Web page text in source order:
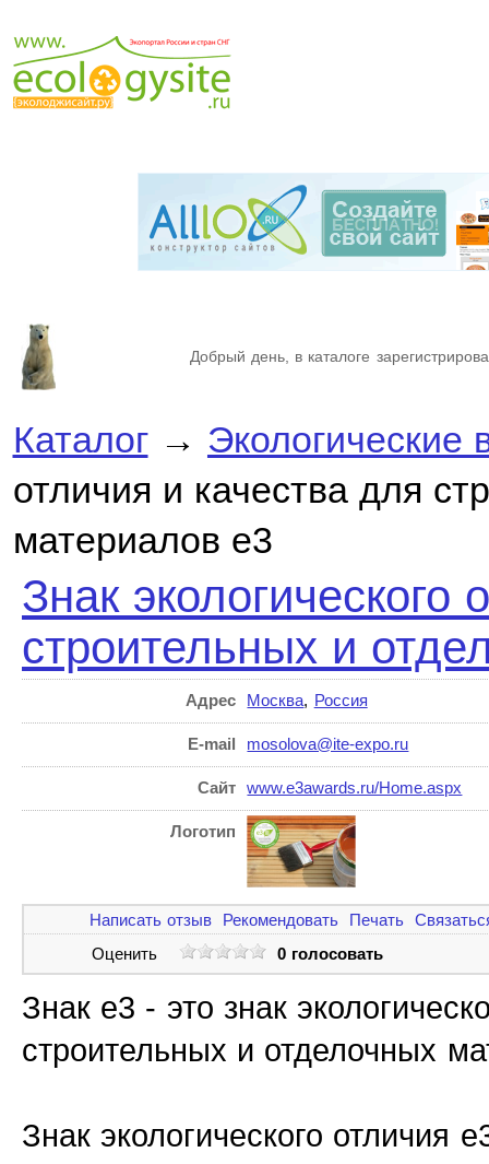
Добрый день, в каталоге
Каталог→ Экологические
отличия и качества для
материалов e3
Знак экологического
строительных и
Адрес Москва, Россия
E-mail mosolova@ite-expo.ru
Сайт www.e3awards.ru/Home.aspx
Логотип
Написать отзыв Рекомендовать Печать
Оценить
0 голосовать
Знак e3 - это знак
строительных и отделочных
Знак экологического отличия